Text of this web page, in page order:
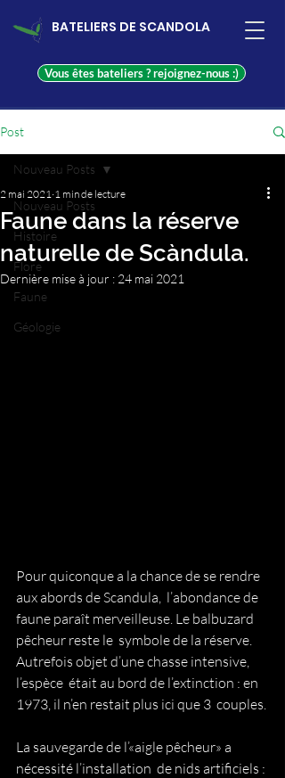
BATELIERS DE SCANDOLA
Vous êtes bateliers ? rejoignez-nous :)
Post
Nouveau Posts
Histoire
Flore
Faune
Géologie
Nouveau Posts
Faune dans la réserve
naturelle de Scàndula.
2 mai 2021 1 min de lecture
Dernière mise à jour : 24 mai 2021
Pour quiconque a la chance de se rendre
aux abords de Scandula,  l’abondance de
faune paraît merveilleuse. Le balbuzard
pêcheur reste le  symbole de la réserve.
Autrefois objet d’une chasse intensive,
l’espèce  était au bord de l’extinction : en
1973, il n’en restait plus ici que 3  couples.
La sauvegarde de l’«aigle pêcheur» a
nécessité l’installation  de nids artificiels :